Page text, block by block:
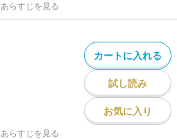
あらすじを見る
カートに入れる
試し読み
お気に入り
あらすじを見る